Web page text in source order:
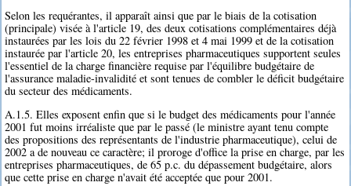
Selon les requérantes, il apparaît ainsi que par le biais de la cotisation
(principale) visée à l'article 19, des deux cotisations complémentaires déjà
instaurées par les lois du 22 février 1998 et 4 mai 1999 et de la cotisation
instaurée par l'article 20, les entreprises pharmaceutiques supportent seules
l'essentiel de la charge financière requise par l'équilibre budgétaire de
l'assurance maladie-invalidité et sont tenues de combler le déficit budgétaire
du secteur des médicaments.
A.1.5. Elles exposent enfin que si le budget des médicaments pour l'année
2001 fut moins irréaliste que par le passé (le ministre ayant tenu compte
des propositions des représentants de l'industrie pharmaceutique), celui de
2002 a de nouveau ce caractère; il proroge d'office la prise en charge, par les
entreprises pharmaceutiques, de 65 p.c. du dépassement budgétaire, alors
que cette prise en charge n'avait été acceptée que pour 2001.